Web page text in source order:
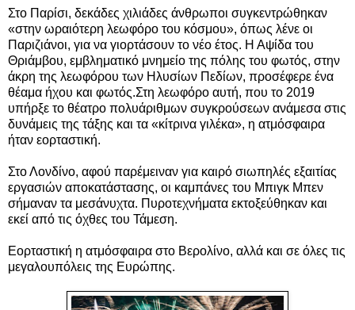
Στο Παρίσι, δεκάδες χιλιάδες άνθρωποι συγκεντρώθηκαν
«στην ωραιότερη λεωφόρο του κόσμου», όπως λένε οι
Παριζιάνοι, για να γιορτάσουν το νέο έτος. Η Αψίδα του
Θριάμβου, εμβληματικό μνημείο της πόλης του φωτός, στην
άκρη της λεωφόρου των Ηλυσίων Πεδίων, προσέφερε ένα
θέαμα ήχου και φωτός.Στη λεωφόρο αυτή, που το 2019
υπήρξε το θέατρο πολυάριθμων συγκρούσεων ανάμεσα στις
δυνάμεις της τάξης και τα «κίτρινα γιλέκα», η ατμόσφαιρα
ήταν εορταστική.
Στο Λονδίνο, αφού παρέμειναν για καιρό σιωπηλές εξαιτίας
εργασιών αποκατάστασης, οι καμπάνες του Μπιγκ Μπεν
σήμαναν τα μεσάνυχτα. Πυροτεχνήματα εκτοξεύθηκαν και
εκεί από τις όχθες του Τάμεση.
Εορταστική η ατμόσφαιρα στο Βερολίνο, αλλά και σε όλες τις
μεγαλουπόλεις της Ευρώπης.